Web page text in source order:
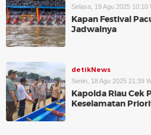
Selasa, 19 Agu 2025 10:10
Kapan Festival
Jadwalnya
detikNews
Senin, 18 Agu 2025 21:39
Kapolda Riau Cek
Keselamatan